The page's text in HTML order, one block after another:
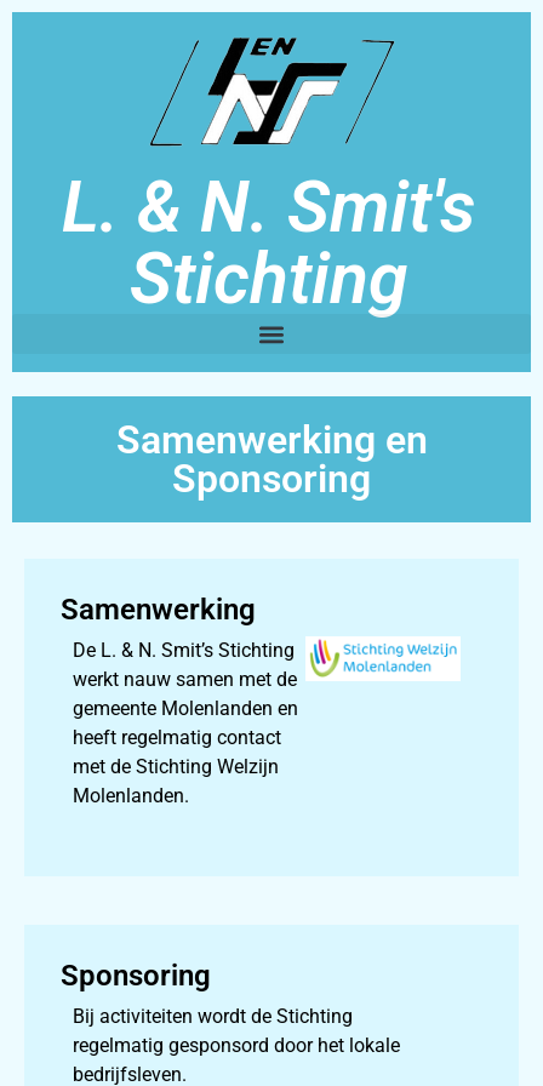
L. & N. Smit's
Stichting
Samenwerking en
Sponsoring
Samenwerking
De L. & N. Smit’s Stichting
werkt nauw samen met de
gemeente Molenlanden en
heeft regelmatig contact
met de Stichting Welzijn
Molenlanden.
Sponsoring
Bij activiteiten wordt de Stichting
regelmatig gesponsord door het lokale
bedrijfsleven.